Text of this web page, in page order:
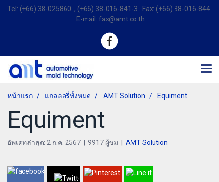
Tel: (+66) 38-025860 , (+66) 38-016-841-3 Fax: (+66) 38-016-844
E-mail: fax@amt.co.th
หน้าแรก แกลลอรี่ทั้งหมด AMT Solution Equiment
Equiment
อัพเดทล่าสุด: 2 ก.ค. 2567 9917 ผู้ชม AMT Solution